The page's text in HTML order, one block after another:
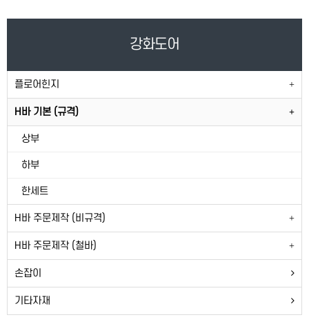
강화도어
플로어힌지
H바 기본 (규격)
상부
하부
한세트
H바 주문제작 (비규격)
H바 주문제작 (철바)
손잡이
기타자재